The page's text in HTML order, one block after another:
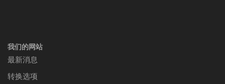
我们的网站
最新消息
转换选项